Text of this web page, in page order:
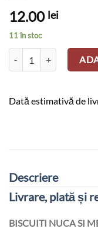
12.00 lei
11 în stoc
Cantitate BISCUITI
Dată estimativă de
Descriere
Livrare, plată și
BISCUITI NUCA SI